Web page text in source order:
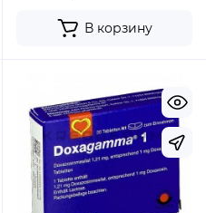
В корзину